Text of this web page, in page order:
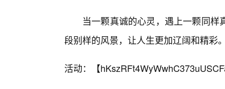
当一颗真诚的心灵，遇上一颗同
段别样的风景，让人生更加辽阔和精彩
活动：【